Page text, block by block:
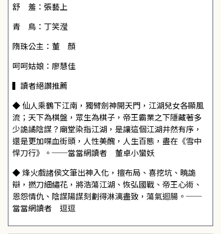
舒 羞：張藝上
青 鳥：丁笑瀅
隋珠公主：董 顏
呵呵姑娘：廖慧佳
▍讀者絕讚推薦
◆仙人乘鶴下江南，獨臂劍神開天門，江湖兒女各顯風
流；天下為棋盤，眾生為棋子，帝王霸業之下隱藏著多
少詭譎陰謀？廟堂染指江湖，是讓這個江湖井然有序，
還是更加喋血街頭，人性美醜，人生百態，盡在《雪中
悍刀行》。──當當網讀者 董卓小蠻妖
◆烽火戲諸侯文筆出神入化，擅布局、喜挖坑、曉詭
辯，撚刀細繡花，將浩蕩江湖、恢弘國戰、帝王心術、
恩怨情仇、陰謀陽謀刻劃得淋漓盡致，蕩氣迴腸。──
當當網讀者 逗逗